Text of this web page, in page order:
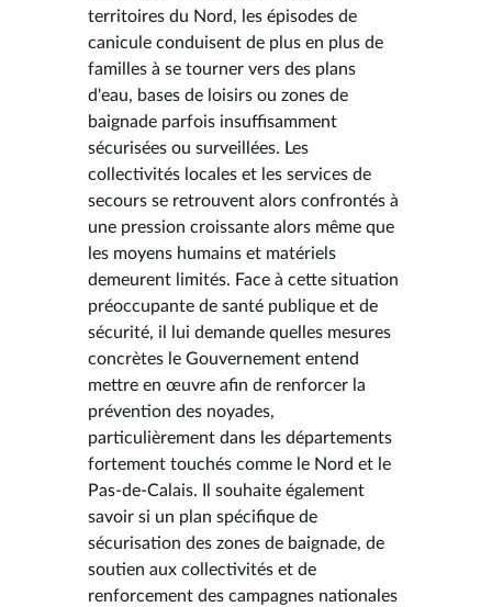
territoires du Nord, les épisodes de
canicule conduisent de plus en plus de
familles à se tourner vers des plans
d'eau, bases de loisirs ou zones de
baignade parfois insuffisamment
sécurisées ou surveillées. Les
collectivités locales et les services de
secours se retrouvent alors confrontés à
une pression croissante alors même que
les moyens humains et matériels
demeurent limités. Face à cette situation
préoccupante de santé publique et de
sécurité, il lui demande quelles mesures
concrètes le Gouvernement entend
mettre en œuvre afin de renforcer la
prévention des noyades,
particulièrement dans les départements
fortement touchés comme le Nord et le
Pas-de-Calais. Il souhaite également
savoir si un plan spécifique de
sécurisation des zones de baignade, de
soutien aux collectivités et de
renforcement des campagnes nationales